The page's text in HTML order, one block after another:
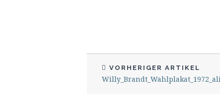
VORHERIGER ARTIKEL